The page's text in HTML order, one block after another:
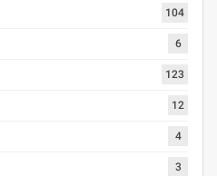
104
6
123
12
4
3